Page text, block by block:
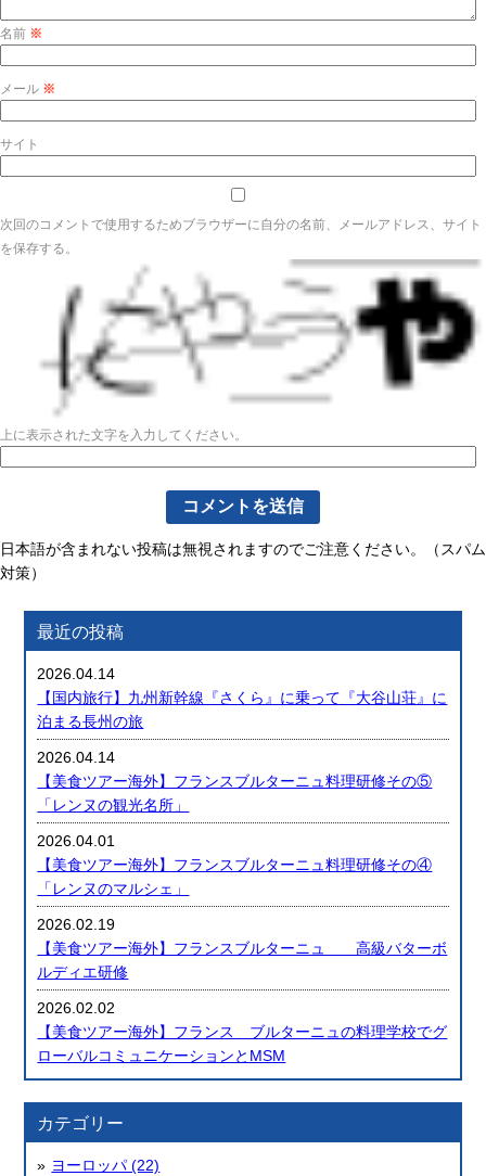
名前 ※
メール ※
サイト
次回のコメントで使用するためブラウザーに自分の名前、メールアドレス、サイト
を保存する。
上に表示された文字を入力してください。
日本語が含まれない投稿は無視されますのでご注意ください。（スパム
対策）
最近の投稿
2026.04.14
【国内旅行】九州新幹線『さくら』に乗って『大谷山荘』に
泊まる長州の旅
2026.04.14
【美食ツアー海外】フランスブルターニュ料理研修その⑤
「レンヌの観光名所」
2026.04.01
【美食ツアー海外】フランスブルターニュ料理研修その④
「レンヌのマルシェ」
2026.02.19
【美食ツアー海外】フランスブルターニュ 高級バターボ
ルディエ研修
2026.02.02
【美食ツアー海外】フランス ブルターニュの料理学校でグ
ローバルコミュニケーションとMSM
カテゴリー
ヨーロッパ (22)